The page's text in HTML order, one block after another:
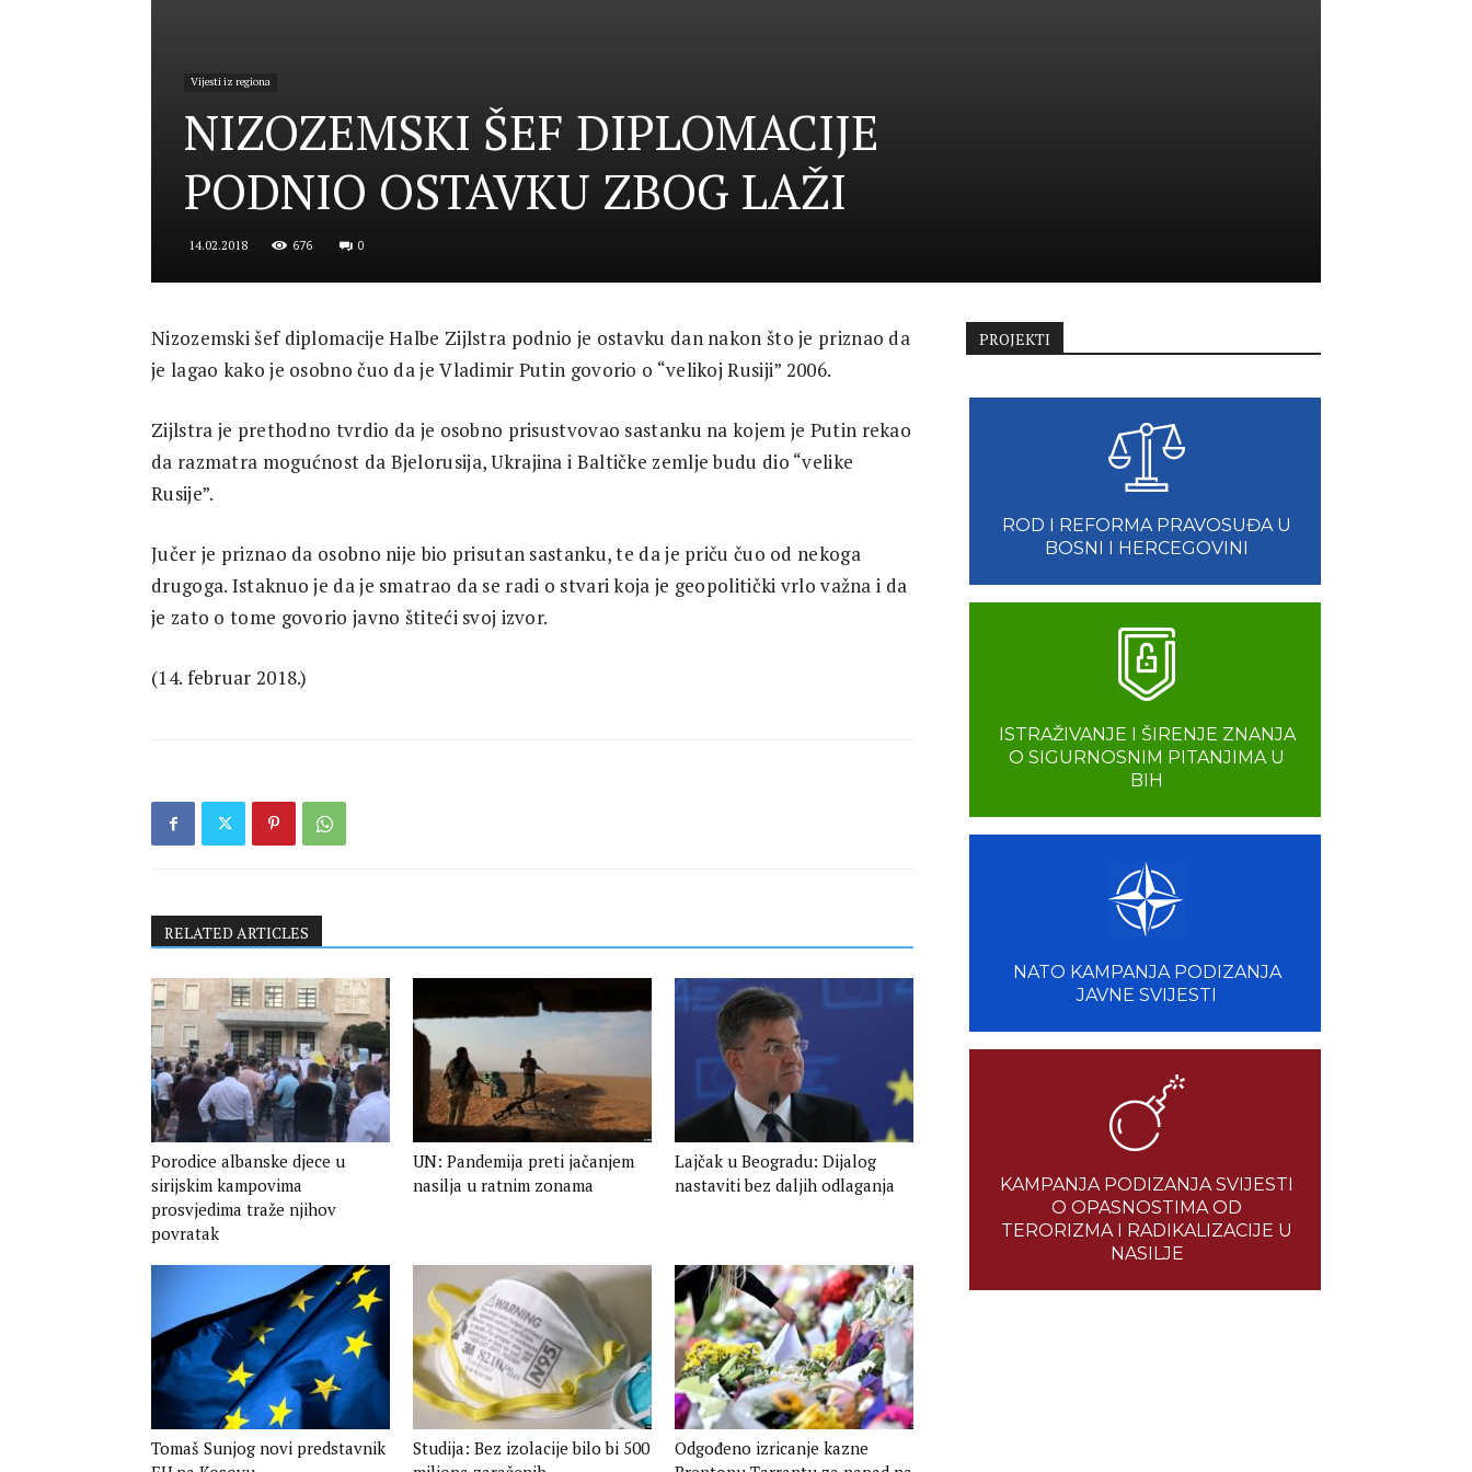
Security
Justice
Vijesti iz regiona
NIZOZEMSKI ŠEF DIPLOMACIJE
PODNIO OSTAVKU ZBOG LAŽI
14.02.2018 676 0
Nizozemski šef diplomacije Halbe Zijlstra podnio je ostavku dan nakon što je priznao da
je lagao kako je osobno čuo da je Vladimir Putin govorio o “velikoj Rusiji” 2006.
Zijlstra je prethodno tvrdio da je osobno prisustvovao sastanku na kojem je Putin rekao
da razmatra mogućnost da Bjelorusija, Ukrajina i Baltičke zemlje budu dio “velike
Rusije”.
Jučer je priznao da osobno nije bio prisutan sastanku, te da je priču čuo od nekoga
drugoga. Istaknuo je da je smatrao da se radi o stvari koja je geopolitički vrlo važna i da
je zato o tome govorio javno štiteći svoj izvor.
(14. februar 2018.)
RELATED ARTICLES
Porodice albanske djece u
sirijskim kampovima
prosvjedima traže njihov
povratak
UN: Pandemija preti jačanjem
nasilja u ratnim zonama
Lajčak u Beogradu: Dijalog
nastaviti bez daljih odlaganja
Tomaš Sunjog novi predstavnik
Studija: Bez izolacije bilo bi 500
Odgođeno izricanje kazne
PROJEKTI
ROD I REFORMA PRAVOSUĐA U
BOSNI I HERCEGOVINI
ISTRAŽIVANJE I ŠIRENJE ZNANJA
O SIGURNOSNIM PITANJIMA U
BIH
NATO KAMPANJA PODIZANJA
JAVNE SVIJESTI
KAMPANJA PODIZANJA SVIJESTI
O OPASNOSTIMA OD
TERORIZMA I RADIKALIZACIJE U
NASILJE